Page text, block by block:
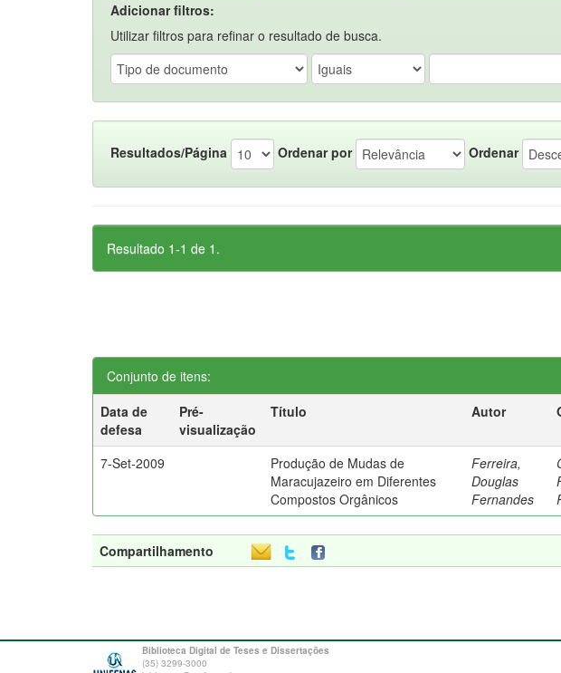
Adicionar filtros:
Utilizar filtros para refinar o resultado de busca.
Resultados/Página Ordenar por Ordenar
Resultado 1-1 de 1.
Conjunto de itens:
Data de
defesa
Pré-
visualização
Título Autor
7-Set-2009
Produção de Mudas de
Maracujazeiro em Diferentes
Compostos Orgânicos
Ferreira,
Douglas
Fernandes
Compartilhamento
Biblioteca Digital de Teses e Dissertações
(35) 3299-3000